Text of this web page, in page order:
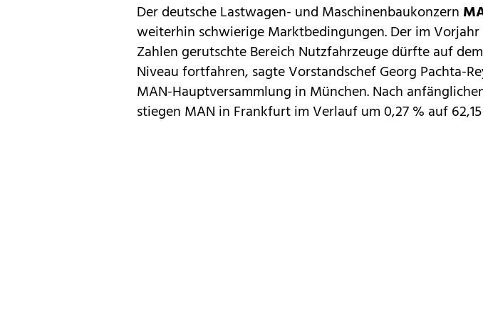
Der deutsche Lastwagen- und Maschinenbaukonzern
weiterhin schwierige Marktbedingungen. Der im
Zahlen gerutschte Bereich Nutzfahrzeuge dürfte auf
Niveau fortfahren, sagte Vorstandschef Georg Pachta-
MAN-Hauptversammlung in München. Nach
stiegen MAN in Frankfurt im Verlauf um 0,27 % auf